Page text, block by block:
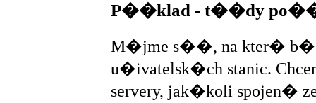
P��klad - t��dy
M�jme s��, na kter�
u�ivatelsk�ch stanic.
servery, jak�koli spojen�